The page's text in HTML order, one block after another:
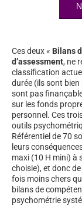
Ces deux « Bilans
d’assessment, ne
classification
durée (ils sont
sont pas
sur les fonds
personnel. Ces
outils
Référentiel de 70
leurs
maxi (10 H mini) à
choisie), et donc
fois moins chers
bilans de
psychométrie